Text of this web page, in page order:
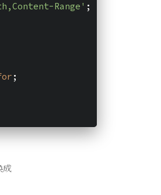
Range' ;
;